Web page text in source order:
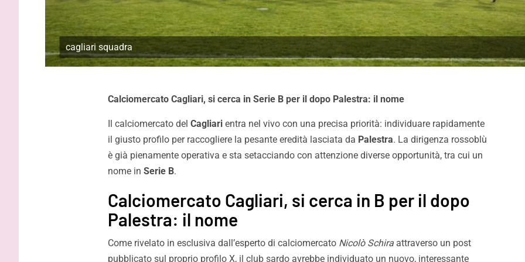
cagliari squadra
Calciomercato Cagliari, si cerca in Serie B per il dopo Palestra: il nome
Il calciomercato del Cagliarientra nel vivo con una precisa priorità: individuare rapidamente
il giusto profilo per raccogliere la pesante eredità lasciata da Palestra. La dirigenza rossoblù
è già pienamente operativa e sta setacciando con attenzione diverse opportunità, tra cui un
nome in Serie B.
Calciomercato Cagliari, si cerca in B per il dopo
Palestra: il nome
Come rivelato in esclusiva dall’esperto di calciomercato Nicolò Schiraattraverso un post
pubblicato sul proprio profilo X, il club sardo avrebbe individuato un nuovo, interessante
Gardini: “Pronti per essere
Inzaghi: “Contenti di aver vinto,
Melbourne City-Palermo 0-